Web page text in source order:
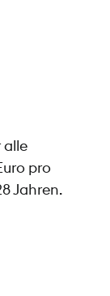
alle
pro
Jahren.